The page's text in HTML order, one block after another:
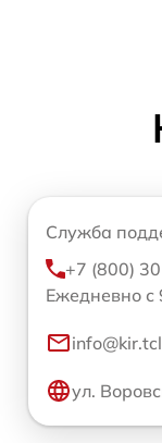
Служба
+7 (800)
Ежедневно с
ул.